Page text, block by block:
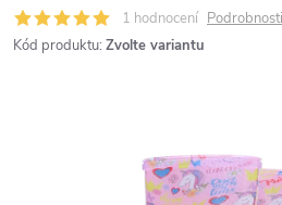
1 hodnocení
Kód produktu: Zvolte variantu